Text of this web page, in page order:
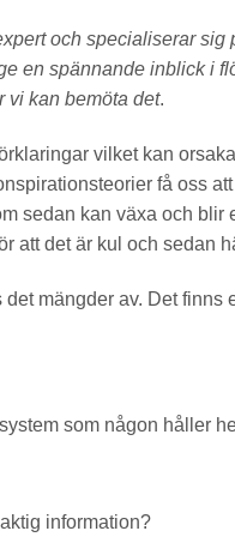
och specialiserar sig
en spännande inblick i
vi kan bemöta det.
vilket kan
få oss
sedan kan växa och
att det är kul och sedan
mängder av. Det
som någon håller
information?